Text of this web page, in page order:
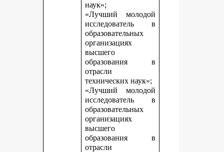
наук»;
«Лучший молодой
исследователь в
образовательных
организациях
высшего
образования в
отрасли
технических наук»;
«Лучший молодой
исследователь в
образовательных
организациях
высшего
образования в
отрасли